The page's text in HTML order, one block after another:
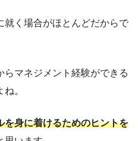
就く場合がほとんどだからで
らマネジメント経験ができる
。
を身に着けるためのヒントを